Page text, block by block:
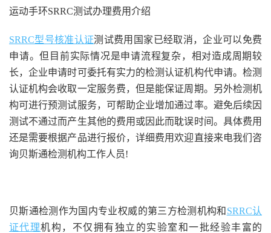
运动手环SRRC测试办理费用介绍
SRRC型号核准认证测试费用国家已经取消，企业可以免费
申请。但目前实际情况是申请流程复杂，相对造成周期较
长，企业申请时可委托有实力的检测认证机构代申请。检测
认证机构会收取一定服务费，但是能保证周期。另外检测机
构可进行预测试服务，可帮助企业增加通过率。避免后续因
测试不通过而产生其他的费用或因此而耽误时间。具体费用
还是需要根据产品进行报价，详细费用欢迎直接来电我们咨
询贝斯通检测机构工作人员!
贝斯通检测作为国内专业权威的第三方检测机构和 SRRC认
证代理机构，不仅拥有独立的实验室和一批经验丰富的